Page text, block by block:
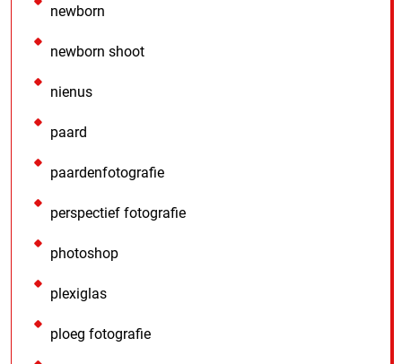
newborn
newborn shoot
nienus
paard
paardenfotografie
perspectief fotografie
photoshop
plexiglas
ploeg fotografie